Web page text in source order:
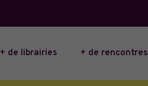
+ de librairies + de rencontres